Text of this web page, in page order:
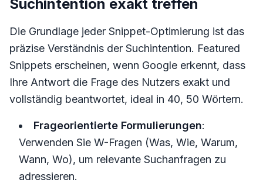
Suchintention exakt treffen
Die Grundlage jeder Snippet-Optimierung ist das
präzise Verständnis der Suchintention. Featured
Snippets erscheinen, wenn Google erkennt, dass
Ihre Antwort die Frage des Nutzers exakt und
vollständig beantwortet, ideal in 40, 50 Wörtern.
Frageorientierte Formulierungen:
Verwenden Sie W-Fragen (Was, Wie, Warum,
Wann, Wo), um relevante Suchanfragen zu
adressieren.